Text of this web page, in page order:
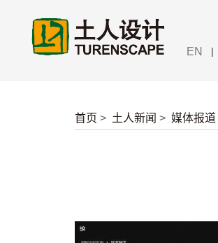
EN |
首页 > 土人新闻 > 媒体报道